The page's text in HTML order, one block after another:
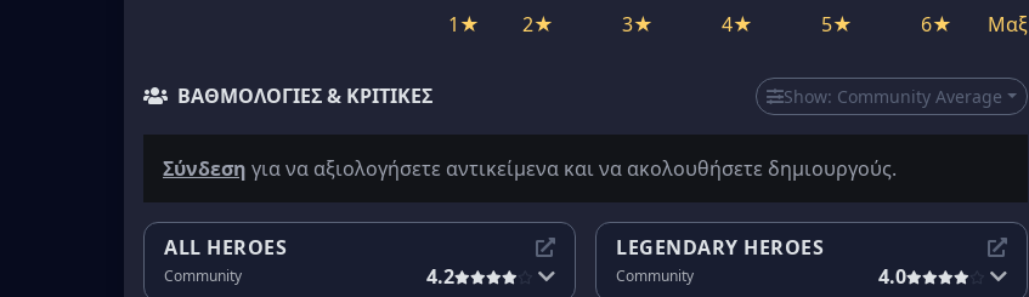
1★ 2★ 3★ 4★ 5★ 6★ Μαξ
ΒΑΘΜΟΛΟΓΊΕΣ & ΚΡΙΤΙΚΈΣ Show: Community Average
Σύνδεση για να αξιολογήσετε αντικείμενα και να ακολουθήσετε δημιουργούς.
ALL HEROES
Community 4.2
LEGENDARY HEROES
Community 4.0